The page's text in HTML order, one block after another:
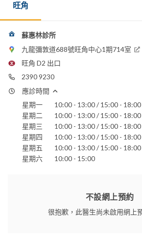
香港婦產科學院院士
電話：
香港浸信會醫院
仁安醫院
旺角
蘇惠林診所
九龍彌敦道688號旺角中心1期714室
旺角 D2 出口
2390 9230
應診時間
星期一
10:00 - 13:00 / 15:00 - 18:00
星期二
10:00 - 13:00 / 15:00 - 18:00
星期三
10:00 - 13:00 / 15:00 - 18:00
星期四
10:00 - 13:00 / 15:00 - 18:00
星期五
10:00 - 13:00 / 15:00 - 18:00
星期六
10:00 - 15:00
不設網上預約
很抱歉，此醫生尚未啟用網上